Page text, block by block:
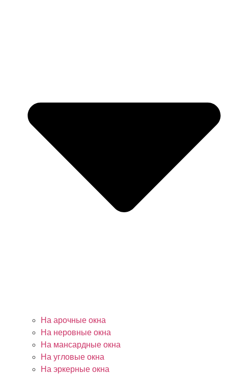
На арочные окна
На неровные окна
На мансардные окна
На угловые окна
На эркерные окна